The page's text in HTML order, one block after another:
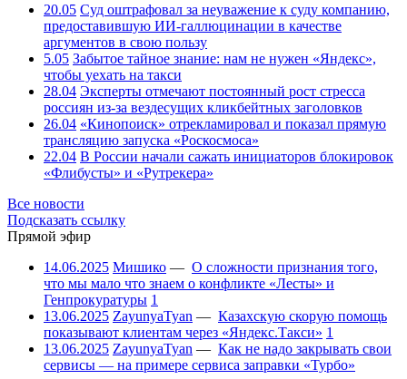
20.05 Суд оштрафовал за неуважение к суду компанию,
предоставившую ИИ-галлюцинации в качестве
аргументов в свою пользу
5.05 Забытое тайное знание: нам не нужен «Яндекс»,
чтобы уехать на такси
28.04 Эксперты отмечают постоянный рост стресса
россиян из-за вездесущих кликбейтных заголовков
26.04 «Кинопоиск» отрекламировал и показал прямую
трансляцию запуска «Роскосмоса»
22.04 В России начали сажать инициаторов блокировок
«Флибусты» и «Рутрекера»
Все новости
Подсказать ссылку
Прямой эфир
14.06.2025 Мишико — О сложности признания того,
что мы мало что знаем о конфликте «Лесты» и
Генпрокуратуры 1
13.06.2025 ZayunyaTyan — Казахскую скорую помощь
показывают клиентам через «Яндекс.Такси» 1
13.06.2025 ZayunyaTyan — Как не надо закрывать свои
сервисы — на примере сервиса заправки «Турбо»